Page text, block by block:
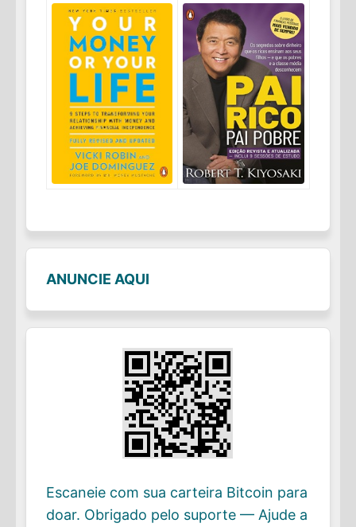
ANUNCIE AQUI
Escaneie com sua carteira Bitcoin para
doar. Obrigado pelo suporte — Ajude a